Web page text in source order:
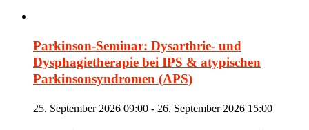
Parkinson-Seminar: Dysarthrie- und
Dysphagietherapie bei IPS & atypischen
Parkinsonsyndromen (APS)
25. September 2026 09:00 - 26. September 2026 15:00